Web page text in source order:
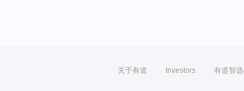
关于有道 Investors 有道智选